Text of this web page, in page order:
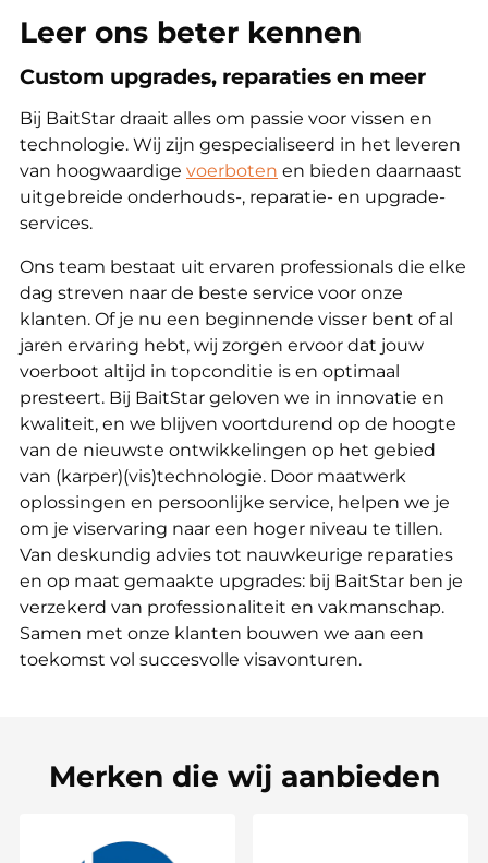
Leer ons beter kennen
Custom upgrades, reparaties en meer
Bij BaitStar draait alles om passie voor vissen en
technologie. Wij zijn gespecialiseerd in het leveren
van hoogwaardige voerboten en bieden daarnaast
uitgebreide onderhouds-, reparatie- en upgrade-
services.
Ons team bestaat uit ervaren professionals die elke
dag streven naar de beste service voor onze
klanten. Of je nu een beginnende visser bent of al
jaren ervaring hebt, wij zorgen ervoor dat jouw
voerboot altijd in topconditie is en optimaal
presteert. Bij BaitStar geloven we in innovatie en
kwaliteit, en we blijven voortdurend op de hoogte
van de nieuwste ontwikkelingen op het gebied
van (karper)(vis)technologie. Door maatwerk
oplossingen en persoonlijke service, helpen we je
om je viservaring naar een hoger niveau te tillen.
Van deskundig advies tot nauwkeurige reparaties
en op maat gemaakte upgrades: bij BaitStar ben je
verzekerd van professionaliteit en vakmanschap.
Samen met onze klanten bouwen we aan een
toekomst vol succesvolle visavonturen.
Merken die wij aanbieden